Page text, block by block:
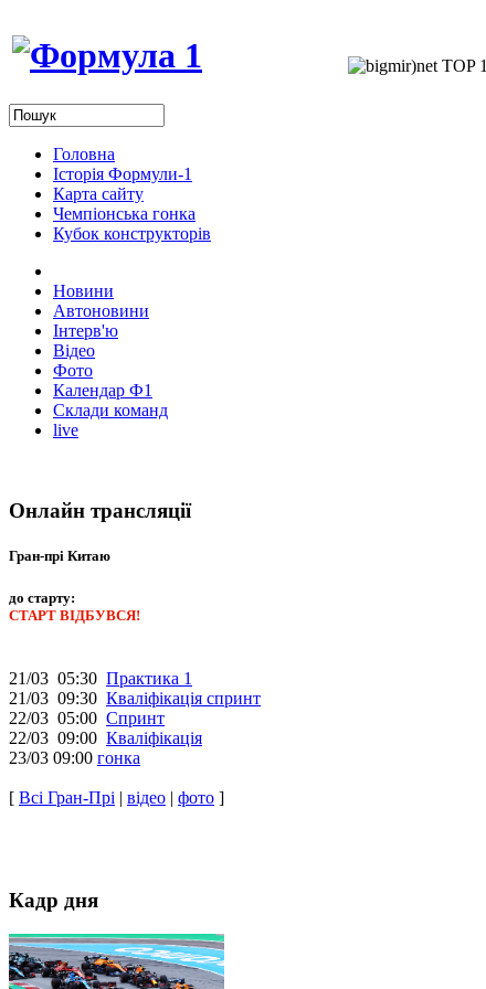
Головна
Історія Формули-1
Карта сайту
Чемпіонська гонка
Кубок конструкторів
Новини
Автоновини
Інтерв'ю
Відео
Фото
Календар Ф1
Склади команд
live
Онлайн трансляції
Гран-прі Китаю
до старту:
СТАРТ ВІДБУВСЯ!
21/03 05:30 Практика 1
21/03 09:30 Кваліфікація спринт
22/03 05:00 Спринт
22/03 09:00 Кваліфікація
23/03 09:00 гонка
[ Всі Гран-Прі | відео | фото ]
Кадр дня